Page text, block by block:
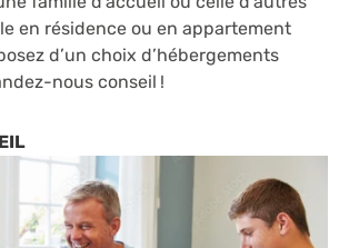
en résidence ou en appartement
d’un choix d’hébergements
nous conseil !